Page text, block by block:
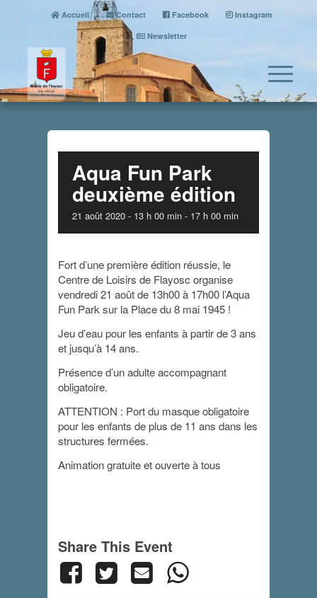
Accueil Contact Facebook
Instagram
Newsletter
Aqua Fun Park
deuxième édition
21 août 2020 - 13 h 00 min - 17 h 00 min
Fort d’une première édition réussie, le
Centre de Loisirs de Flayosc organise
vendredi 21 août de 13h00 à 17h00 l’Aqua
Fun Park sur la Place du 8 mai 1945 !
Jeu d’eau pour les enfants à partir de 3 ans
et jusqu’à 14 ans.
Présence d’un adulte accompagnant
obligatoire.
ATTENTION : Port du masque obligatoire
pour les enfants de plus de 11 ans dans les
structures fermées.
Animation gratuite et ouverte à tous
Share This Event